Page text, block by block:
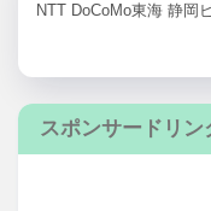
NTT DoCoMo東海 静岡
スポンサードリン